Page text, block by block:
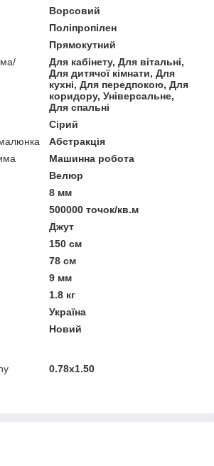
Ворсовий
Поліпропілен
Прямокутний
Для кабінету, Для вітальні,
Для дитячої кімнати, Для
кухні, Для передпокою, Для
коридору, Універсальне,
Для спальні
Сірий
Абстракція
Машинна робота
Велюр
8 мм
500000 точок/кв.м
Джут
150 см
78 см
9 мм
1.8 кг
Україна
Новий
0.78х1.50